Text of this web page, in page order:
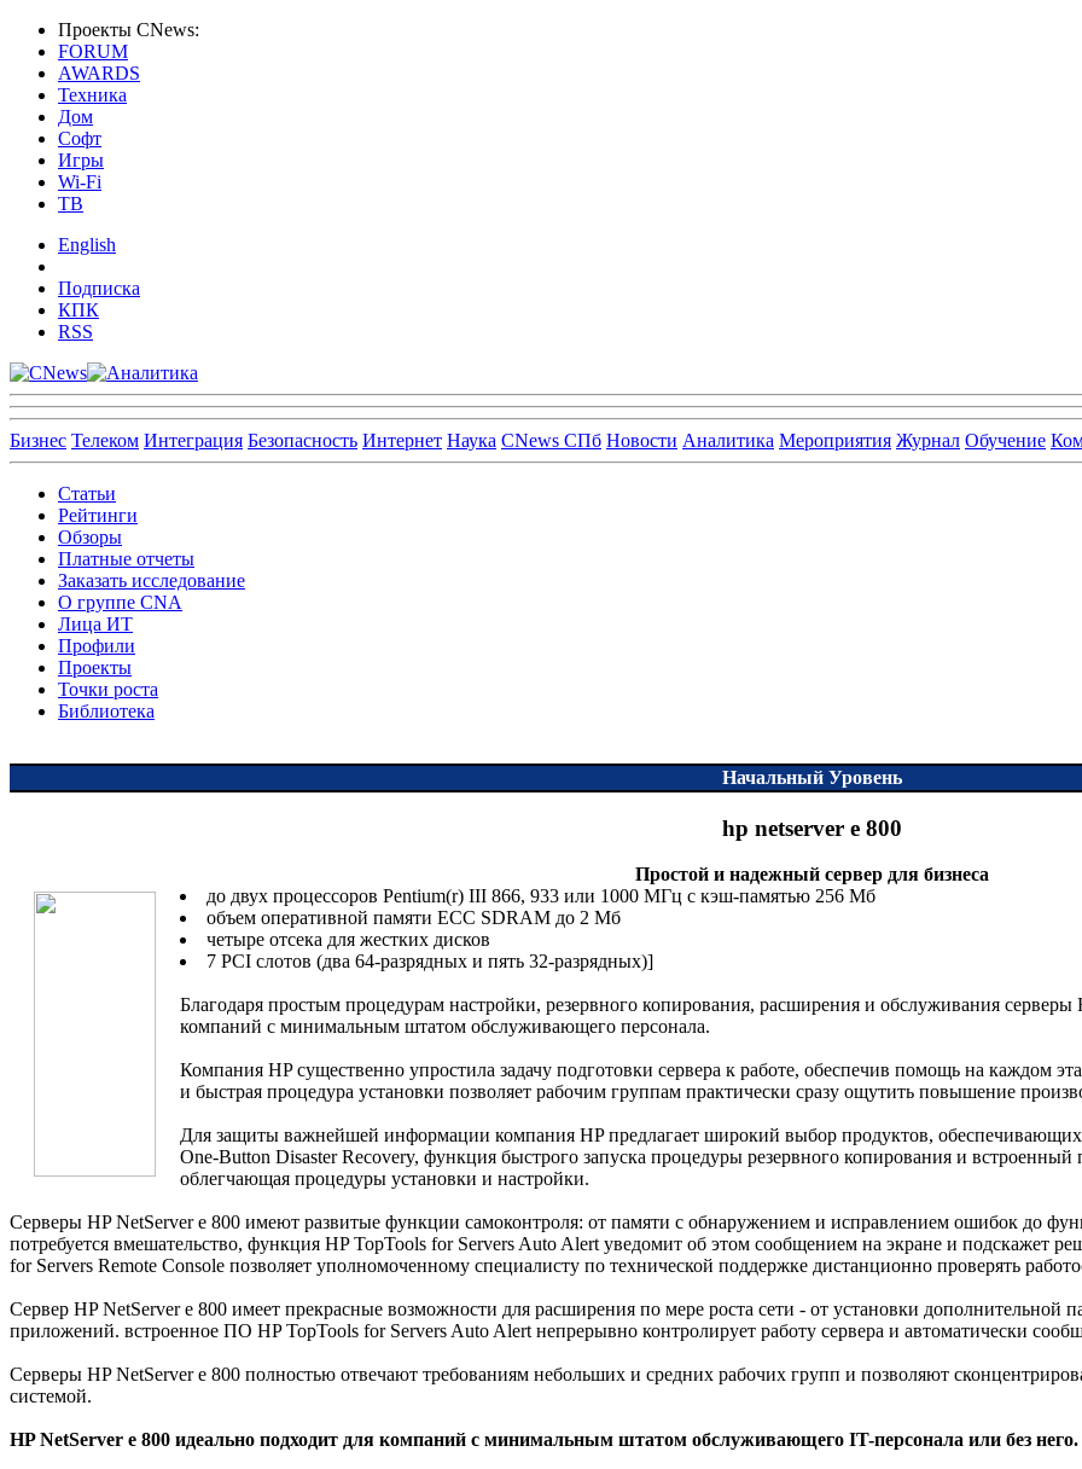
Проекты CNews:
FORUM
AWARDS
Техника
Дом
Софт
Игры
Wi-Fi
ТВ
English
Подписка
КПК
RSS
Бизнес Телеком Интеграция Безопасность Интернет Наука CNews СПб Новости Аналитика Мероприятия Журнал Обучение
Статьи
Рейтинги
Обзоры
Платные отчеты
Заказать исследование
О группе CNA
Лица ИТ
Профили
Проекты
Точки роста
Библиотека
Начальный Уровень
hp netserver e 800
Простой и надежный сервер для бизнеса
до двух процессоров Pentium(r) III 866, 933 или 1000 МГц c кэш-памятью 256 Мб
объем оперативной памяти ECC SDRAM до 2 Мб
четыре отсека для жестких дисков
7 PCI слотов (два 64-разрядных и пять 32-разрядных)]
Благодаря простым процедурам настройки, резервного копирования, расширения и обслуживания
компаний с минимальным штатом обслуживающего персонала.
Компания HP существенно упростила задачу подготовки сервера к работе, обеспечив помощь на каждом
и быстрая процедура установки позволяет рабочим группам практически сразу ощутить повышение
Для защиты важнейшей информации компания HP предлагает широкий выбор продуктов,
One-Button Disaster Recovery, функция быстрого запуска процедуры резервного копирования и
облегчающая процедуры установки и настройки.
Серверы HP NetServer е 800 имеют развитые функции самоконтроля: от памяти с обнаружением и исправлением ошибок до
потребуется вмешательство, функция HP TopTools for Servers Auto Alert уведомит об этом сообщением на экране и подскажет
for Servers Remote Console позволяет уполномоченному специалисту по технической поддержке дистанционно проверять
Сервер HP NetServer е 800 имеет прекрасные возможности для расширения по мере роста сети - от установки дополнительной
приложений. встроенное ПО HP TopTools for Servers Auto Alert непрерывно контролирует работу сервера и автоматически
Серверы HP NetServer е 800 полностью отвечают требованиям небольших и средних рабочих групп и позволяют
системой.
HP NetServer е 800 идеально подходит для компаний с минимальным штатом обслуживающего IT-персонала или без него.